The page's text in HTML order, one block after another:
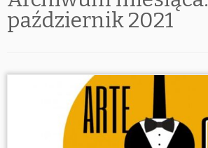
content
październik 2021